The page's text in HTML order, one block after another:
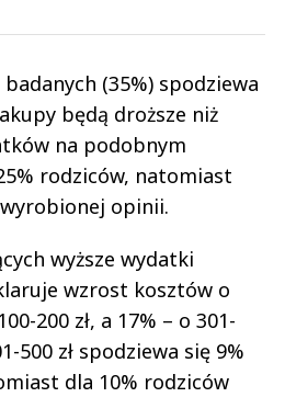
(35%) spodziewa
będą droższe niż
na podobnym
rodziców, natomiast
opinii.
wyższe wydatki
wzrost kosztów o
200 zł, a 17% – o 301-
500 zł spodziewa się 9%
dla 10% rodziców